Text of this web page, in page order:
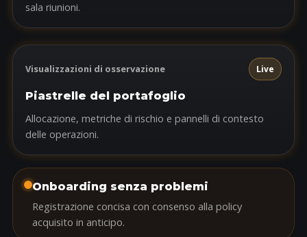
sala riunioni.
Visualizzazioni di osservazione Live
Piastrelle del portafoglio
Allocazione, metriche di rischio e pannelli di contesto
delle operazioni.
Onboarding senza problemi
Registrazione concisa con consenso alla policy
acquisito in anticipo.